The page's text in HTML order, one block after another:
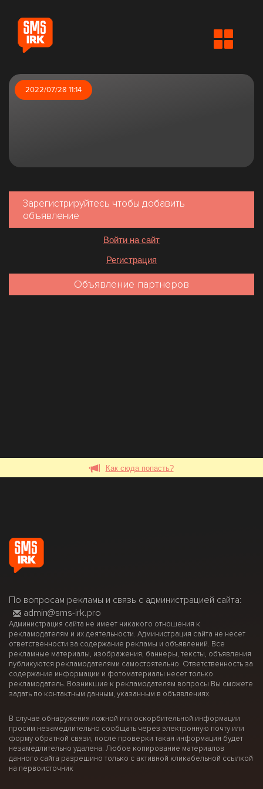
2022/07/28 11:14
Зарегистрируйтесь чтобы добавить
объявление
Войти на сайт
Регистрация
Объявление партнеров
Как сюда попасть?
По вопросам рекламы и связь с администрацией сайта:
admin@sms-irk.pro
Администрация сайта не имеет никакого отношения к
рекламодателям и их деятельности. Администрация сайта не несет
ответственности за содержание рекламы и объявлений. Все
рекламные материалы, изображения, баннеры, тексты, объявления
публикуются рекламодателями самостоятельно. Ответственность за
содержание информации и фотоматериалы несет только
рекламодатель. Возникшие к рекламодателям вопросы Вы сможете
задать по контактным данным, указанным в объявлениях.
В случае обнаружения ложной или оскорбительной информации
просим незамедлительно сообщать через электронную почту или
форму обратной связи, после проверки такая информация будет
незамедлительно удалена. Любое копирование материалов
данного сайта разрешино только с активной кликабельной ссылкой
на первоисточник